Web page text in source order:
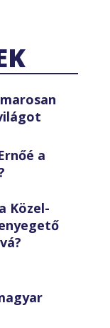
a
Közel-